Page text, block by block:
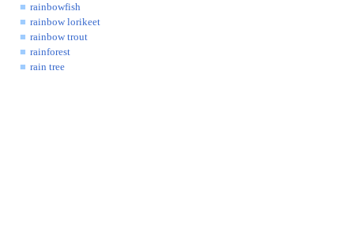
rainbowfish
rainbow lorikeet
rainbow trout
rainforest
rain tree